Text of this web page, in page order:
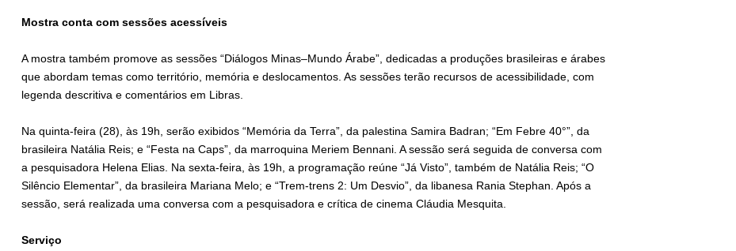
Mostra conta com sessões acessíveis
A mostra também promove as sessões “Diálogos Minas–Mundo Árabe”, dedicadas a produções brasileiras e árabes
que abordam temas como território, memória e deslocamentos. As sessões terão recursos de acessibilidade, com
legenda descritiva e comentários em Libras.
Na quinta-feira (28), às 19h, serão exibidos “Memória da Terra”, da palestina Samira Badran; “Em Febre 40°”, da
brasileira Natália Reis; e “Festa na Caps”, da marroquina Meriem Bennani. A sessão será seguida de conversa com
a pesquisadora Helena Elias. Na sexta-feira, às 19h, a programação reúne “Já Visto”, também de Natália Reis; “O
Silêncio Elementar”, da brasileira Mariana Melo; e “Trem-trens 2: Um Desvio”, da libanesa Rania Stephan. Após a
sessão, será realizada uma conversa com a pesquisadora e crítica de cinema Cláudia Mesquita.
Serviço